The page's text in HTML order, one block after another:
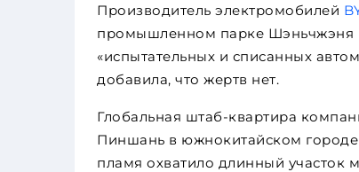
Производитель электромобилей
промышленном парке Шэньчжэня
«испытательных и списанных
добавила, что жертв нет.
Глобальная штаб-квартира
Пиншань в южнокитайском
пламя охватило длинный участок